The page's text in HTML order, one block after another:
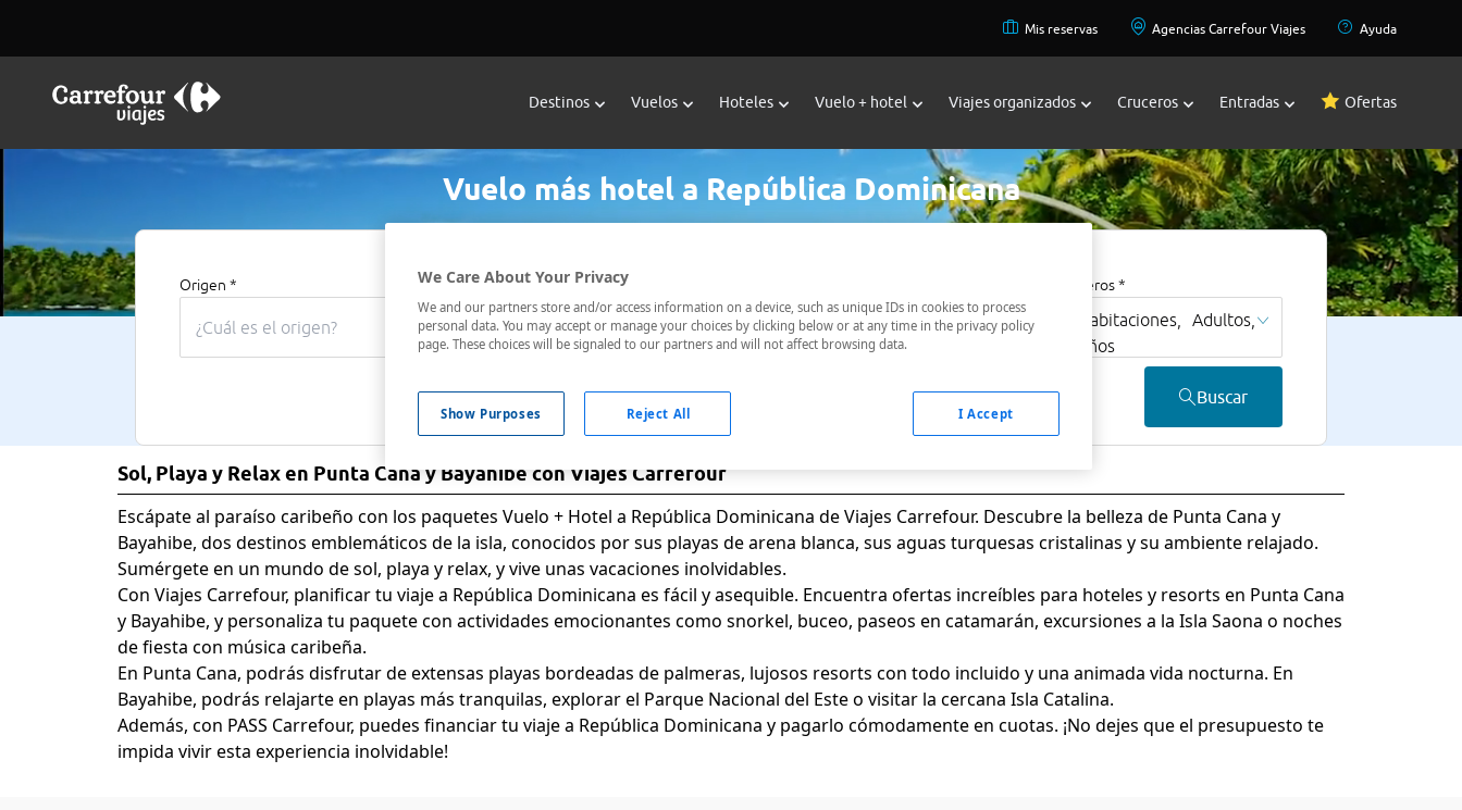
Mis reservas Agencias Carrefour Viajes Ayuda
Destinos Vuelos Hoteles Vuelo + hotel Viajes organizados Cruceros Entradas Ofertas
Vuelo más hotel a República Dominicana
Origen * Destino * Fecha de ida * Viajeros *
Habitaciones,
Adultos,
Niños
Buscar
Sol, Playa y Relax en Punta Cana y Bayahibe con Viajes Carrefour
Escápate al paraíso caribeño con los paquetes Vuelo + Hotel a República Dominicana de Viajes Carrefour. Descubre la belleza de Punta Cana y
Bayahibe, dos destinos emblemáticos de la isla, conocidos por sus playas de arena blanca, sus aguas turquesas cristalinas y su ambiente relajado.
Sumérgete en un mundo de sol, playa y relax, y vive unas vacaciones inolvidables.
Con Viajes Carrefour, planificar tu viaje a República Dominicana es fácil y asequible. Encuentra ofertas increíbles para hoteles y resorts en Punta Cana
y Bayahibe, y personaliza tu paquete con actividades emocionantes como snorkel, buceo, paseos en catamarán, excursiones a la Isla Saona o noches
de fiesta con música caribeña.
En Punta Cana, podrás disfrutar de extensas playas bordeadas de palmeras, lujosos resorts con todo incluido y una animada vida nocturna. En
Bayahibe, podrás relajarte en playas más tranquilas, explorar el Parque Nacional del Este o visitar la cercana Isla Catalina.
Además, con PASS Carrefour, puedes financiar tu viaje a República Dominicana y pagarlo cómodamente en cuotas. ¡No dejes que el presupuesto te
impida vivir esta experiencia inolvidable!
We Care About Your Privacy
We and our partners store and/or access information on a device, such as unique IDs in cookies to process
personal data. You may accept or manage your choices by clicking below or at any time in the privacy policy
page. These choices will be signaled to our partners and will not affect browsing data.
Show Purposes Reject All I Accept